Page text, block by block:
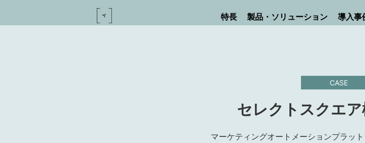
特長 製品・ソリューション 導入事
CASE
セレクトスクエア
マーケティングオートメーションプラッ